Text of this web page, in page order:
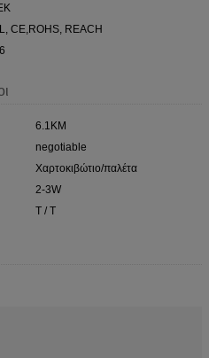
CE,ROHS, REACH
6.1KM
negotiable
Χαρτοκιβώτιο/παλέτα
2-3W
T / T